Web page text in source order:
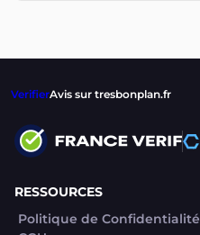
VerifierAvis sur tresbonplan.fr
RESSOURCES
Politique de Confidentialité